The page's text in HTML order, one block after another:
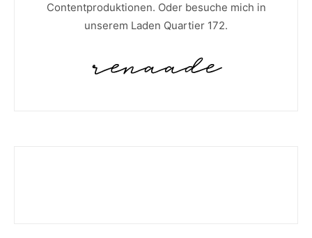
Contentproduktionen. Oder besuche mich in
unserem Laden Quartier 172.